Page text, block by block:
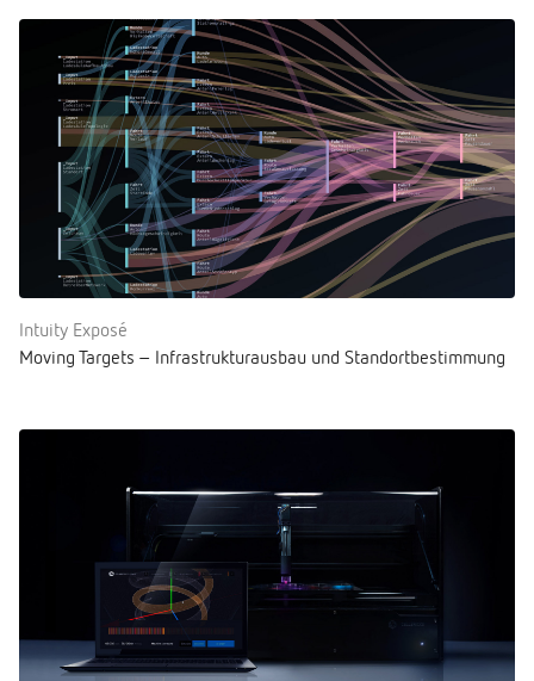
Intuity Exposé
Moving Targets – Infrastrukturausbau und Standortbestimmung